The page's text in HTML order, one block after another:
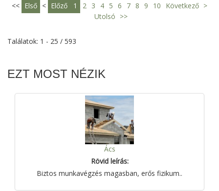
<< Első < Előző 1 2 3 4 5 6 7 8 9 10 Következő >
Utolsó >>
Találatok: 1 - 25 / 593
EZT MOST NÉZIK
Ács
Rövid leírás:
Biztos munkavégzés magasban, erős fizikum..